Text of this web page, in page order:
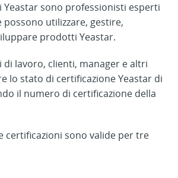
Yeastar sono professionisti esperti
utilizzare, gestire,
prodotti Yeastar.
di lavoro, clienti, manager e altri
lo stato di certificazione Yeastar di
il numero di certificazione della
certificazioni sono valide per tre